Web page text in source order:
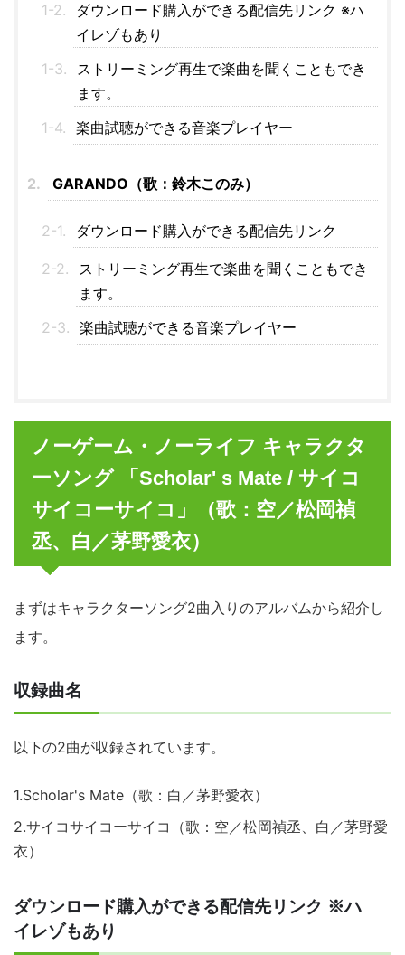
ダウンロード購入ができる配信先リンク ※ハ
イレゾもあり
ストリーミング再生で楽曲を聞くこともでき
ます。
楽曲試聴ができる音楽プレイヤー
GARANDO（歌：鈴木このみ）
ダウンロード購入ができる配信先リンク
ストリーミング再生で楽曲を聞くこともでき
ます。
楽曲試聴ができる音楽プレイヤー
ノーゲーム・ノーライフ キャラクタ
ーソング 「Scholar' s Mate / サイコ
サイコーサイコ」（歌：空／松岡禎
丞、白／茅野愛衣）
まずはキャラクターソング2曲入りのアルバムから紹介し
ます。
収録曲名
以下の2曲が収録されています。
1.Scholar's Mate（歌：白／茅野愛衣）
2.サイコサイコーサイコ（歌：空／松岡禎丞、白／茅野愛
衣）
ダウンロード購入ができる配信先リンク ※ハ
イレゾもあり